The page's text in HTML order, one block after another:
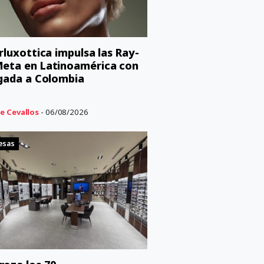
impulsa las Ray-
en Latinoamérica con
a Colombia
Cevallos - 06/08/2026